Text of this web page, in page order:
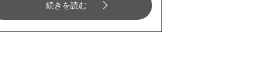
続きを読む